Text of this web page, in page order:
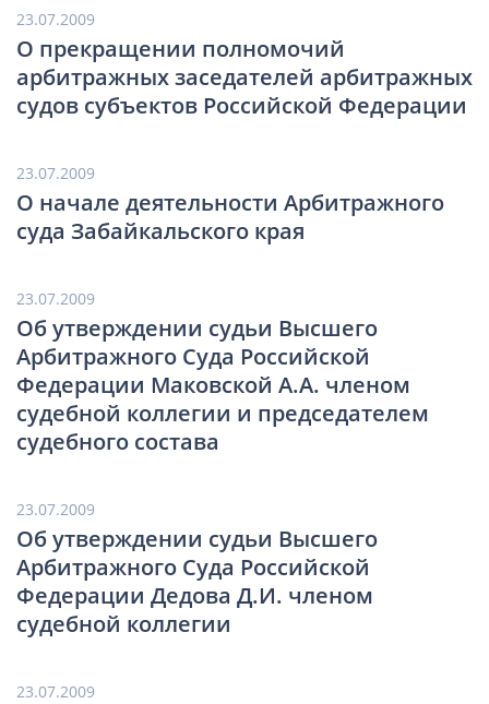
23.07.2009
О прекращении полномочий
арбитражных заседателей арбитражных
судов субъектов Российской Федерации
23.07.2009
О начале деятельности Арбитражного
суда Забайкальского края
23.07.2009
Об утверждении судьи Высшего
Арбитражного Суда Российской
Федерации Маковской А.А. членом
судебной коллегии и председателем
судебного состава
23.07.2009
Об утверждении судьи Высшего
Арбитражного Суда Российской
Федерации Дедова Д.И. членом
судебной коллегии
23.07.2009